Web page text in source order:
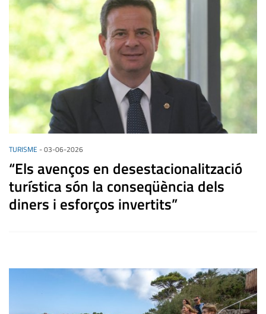
TURISME -03-06-2026
“Els avenços en desestacionalització
turística són la conseqüència dels
diners i esforços invertits”